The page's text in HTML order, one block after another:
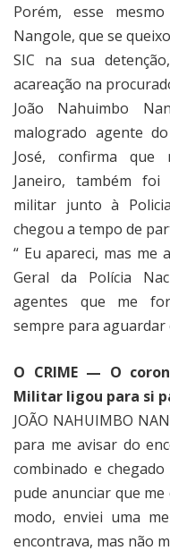
Porém, esse
Nangole, que se
SIC na sua
acareação na
João Nahuimbo
malogrado agente
José, confirma que
Janeiro, também foi
militar junto à
chegou a tempo de
“ Eu apareci, mas me
Geral da Polícia
agentes que me
sempre para aguardar
O CRIME — O
Militar ligou para si
JOÃO NAHUIMBO
para me avisar do
combinado e
pude anunciar que
modo, enviei uma
encontrava, mas não